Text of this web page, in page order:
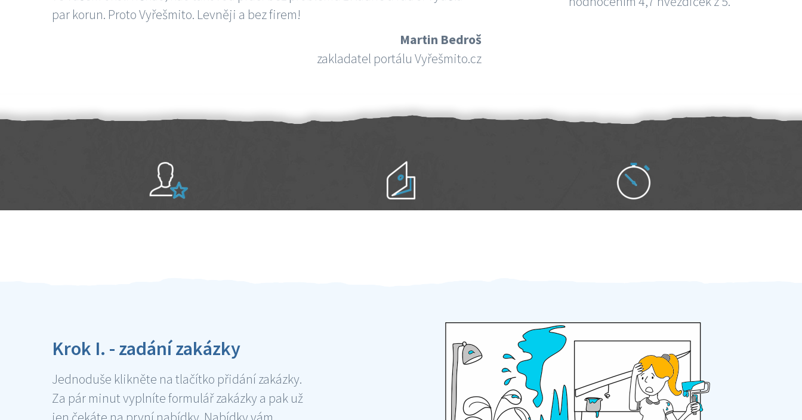
par korun. Proto Vyřešmito. Levněji a bez firem!
Martin Bedroš
zakladatel portálu Vyřešmito.cz
Krok I. - zadání zakázky
Jednoduše klikněte na tlačítko přidání zakázky.
Za pár minut vyplníte formulář zakázky a pak už